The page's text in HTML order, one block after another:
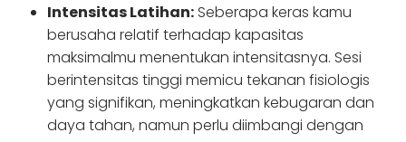
Intensitas Latihan: Seberapa keras kamu
berusaha relatif terhadap kapasitas
maksimalmu menentukan intensitasnya. Sesi
berintensitas tinggi memicu tekanan fisiologis
yang signifikan, meningkatkan kebugaran dan
daya tahan, namun perlu diimbangi dengan